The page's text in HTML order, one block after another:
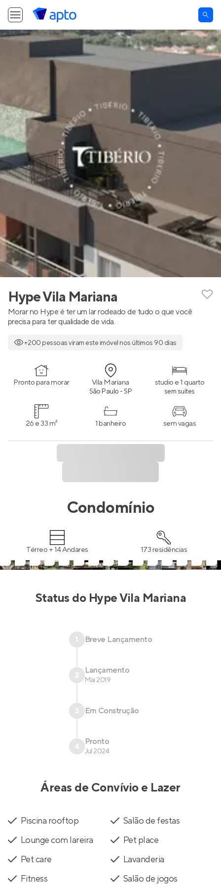
Hype Vila Mariana
Morar no Hype é ter um lar rodeado de tudo o que você
precisa para ter qualidade de vida.
+200 pessoas viram este imóvel nos últimos 90 dias
Pronto para morar Vila Mariana
São Paulo - SP
studio e 1 quarto
sem suítes
26 e 33 m² 1 banheiro sem vagas
Condomínio
Térreo + 14 Andares 173 residências
Status do Hype Vila Mariana
1 Breve Lançamento
2 Lançamento
Mai 2019
3 Em Construção
4 Pronto
Jul 2024
Áreas de Convívio e Lazer
Piscina rooftop
Salão de festas
Lounge com lareira
Pet place
Pet care
Lavanderia
Fitness
Salão de jogos